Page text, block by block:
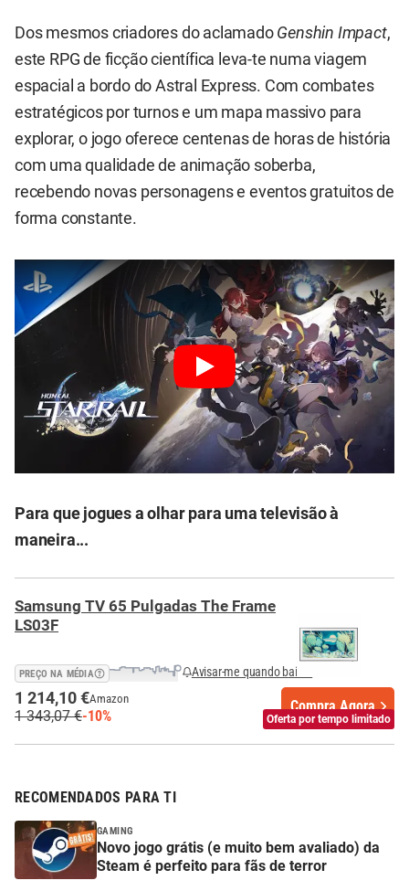
Dos mesmos criadores do aclamado Genshin Impact,
este RPG de ficção científica leva-te numa viagem
espacial a bordo do Astral Express. Com combates
estratégicos por turnos e um mapa massivo para
explorar, o jogo oferece centenas de horas de história
com uma qualidade de animação soberba,
recebendo novas personagens e eventos gratuitos de
forma constante.
Para que jogues a olhar para uma televisão à
maneira...
Oferta por tempo limitado
Samsung TV 65 Pulgadas The Frame
LS03F
PREÇO NA MÉDIA Avisar-me quando baixar
1 214,10 €Amazon
1 343,07 €-10%
Compra Agora
RECOMENDADOS PARA TI
GAMING
Novo jogo grátis (e muito bem avaliado) da
Steam é perfeito para fãs de terror